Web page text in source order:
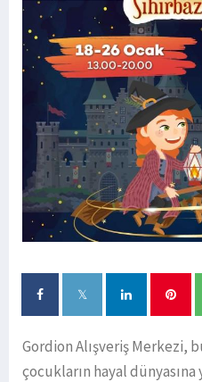
Gordion Alışveriş Merkezi,
çocukların hayal dünyasına